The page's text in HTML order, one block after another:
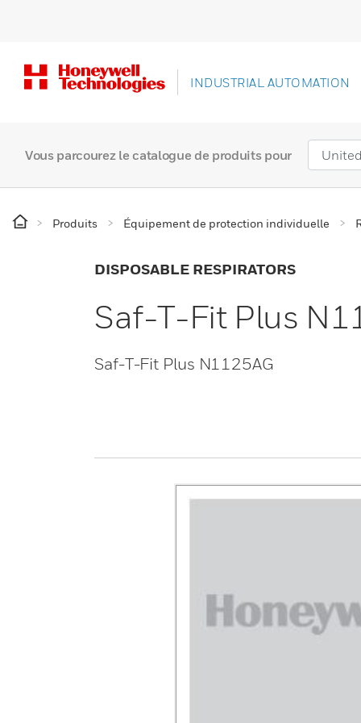
INDUSTRIAL AUTOMATION
Vous parcourez le catalogue de produits pour
Produits Équipement de protection individuelle
DISPOSABLE RESPIRATORS
Saf-T-Fit Plus
Saf-T-Fit Plus N1125AG